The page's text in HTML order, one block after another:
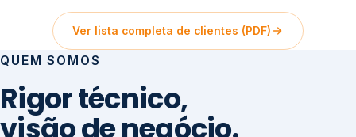
Ver lista completa de clientes (PDF)
QUEM SOMOS
Rigor técnico,
visão de negócio.